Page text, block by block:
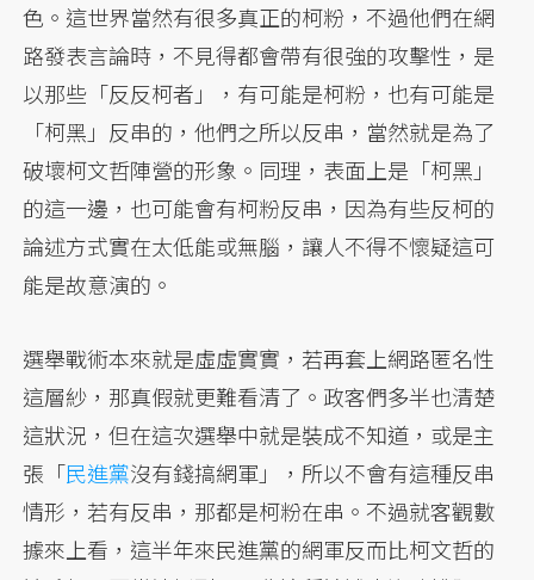
色。這世界當然有很多真正的柯粉，不過他們在網
路發表言論時，不見得都會帶有很強的攻擊性，是
以那些「反反柯者」，有可能是柯粉，也有可能是
「柯黑」反串的，他們之所以反串，當然就是為了
破壞柯文哲陣營的形象。同理，表面上是「柯黑」
的這一邊，也可能會有柯粉反串，因為有些反柯的
論述方式實在太低能或無腦，讓人不得不懷疑這可
能是故意演的。
選舉戰術本來就是虛虛實實，若再套上網路匿名性
這層紗，那真假就更難看清了。政客們多半也清楚
這狀況，但在這次選舉中就是裝成不知道，或是主
張「民進黨沒有錢搞網軍」，所以不會有這種反串
情形，若有反串，那都是柯粉在串。不過就客觀數
據來上看，這半年來民進黨的網軍反而比柯文哲的